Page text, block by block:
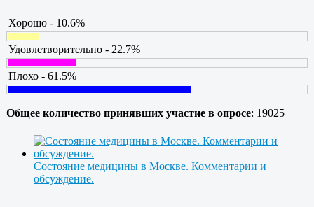
Хорошо - 10.6%
Удовлетворительно - 22.7%
Плохо - 61.5%
Общее количество принявших участие в опросе: 19025
Состояние медицины в Москве. Комментарии и
обсуждение.